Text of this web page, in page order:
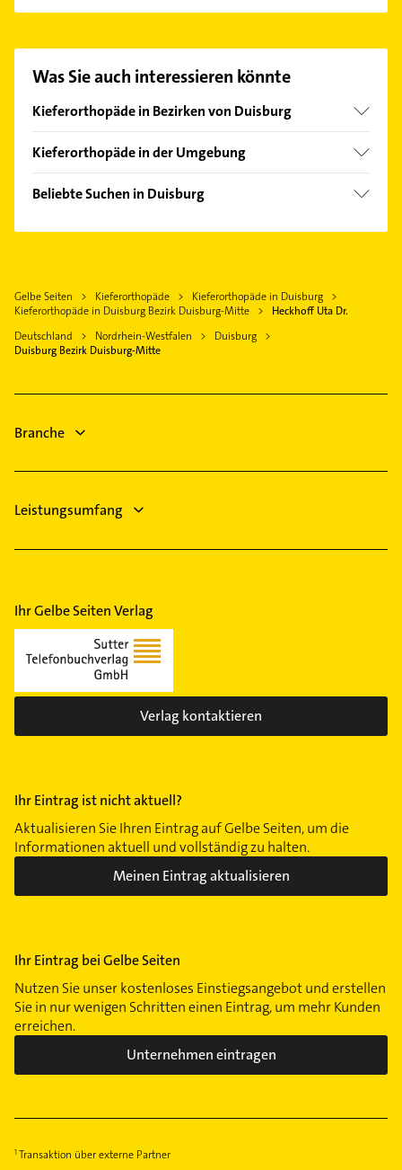
finden Sie alleKontaktdaten.
Was Sie auch interessieren könnte
Kieferorthopäde in Bezirken von Duisburg
Bezirk Rheinhausen
Kieferorthopäde in der Umgebung
Oberhausen Rheinland
Moers
Ratingen
Rheinberg
Essen
Beliebte Suchen in Duisburg
Ärztehaus
Allgemeinarzt
Physiotherapie
Gelbe Seiten Kieferorthopäde
Kieferorthopäde in Duisburg
Kieferorthopäde in Duisburg Bezirk Duisburg-Mitte
Heckhoff Uta Dr.
Deutschland
Nordrhein-Westfalen
Duisburg
Duisburg Bezirk Duisburg-Mitte
Branche
Leistungsumfang
Ihr Gelbe Seiten Verlag
Verlag kontaktieren
Ihr Eintrag ist nicht aktuell?
Aktualisieren Sie Ihren Eintrag auf Gelbe Seiten, um die
Informationen aktuell und vollständig zu halten.
Meinen Eintrag aktualisieren
Ihr Eintrag bei Gelbe Seiten
Nutzen Sie unser kostenloses Einstiegsangebot und erstellen
Sie in nur wenigen Schritten einen Eintrag, um mehr Kunden
erreichen.
Unternehmen eintragen
Transaktion über externe Partner